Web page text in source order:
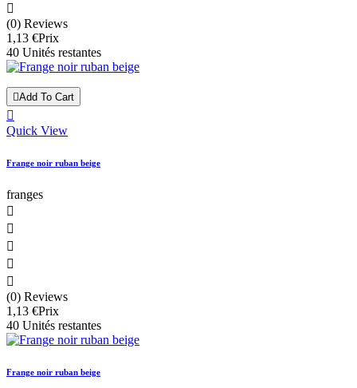

(0) Reviews
1,13 €Prix
40 Unités restantes
Add To Cart

Quick View
Frange noir ruban beige
franges





(0) Reviews
1,13 €Prix
40 Unités restantes
Frange noir ruban beige